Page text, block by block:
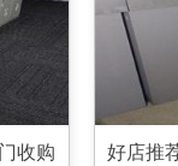
收购
好店推